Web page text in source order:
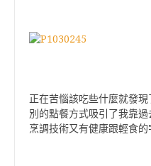
正在苦惱該吃些什麼就發現
別的點餐方式吸引了我靠過
烹調技術又有健康跟輕食